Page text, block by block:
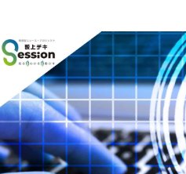
お知らせ
イベント・グッズ
YouTube
会社情報